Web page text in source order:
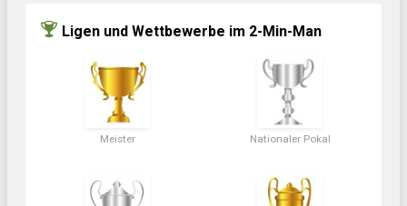
Ligen und Wettbewerbe im 2-Min-Man
Meister Nationaler Pokal